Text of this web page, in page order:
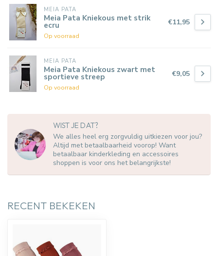
MEIA PATA
Meia Pata Kniekous met strik
ecru
Op voorraad
€11,95
MEIA PATA
Meia Pata Kniekous zwart met
sportieve streep
Op voorraad
€9,05
WIST JE DAT?
We alles heel erg zorgvuldig uitkiezen voor jou?
Altijd met betaalbaarheid voorop! Want
betaalbaar kinderkleding en accessoires
shoppen is voor ons het belangrijkste!
RECENT BEKEKEN